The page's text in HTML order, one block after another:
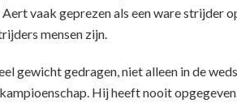
vaak geprezen als een ware strijder
mensen zijn.
gewicht gedragen, niet alleen in de
Hij heeft nooit